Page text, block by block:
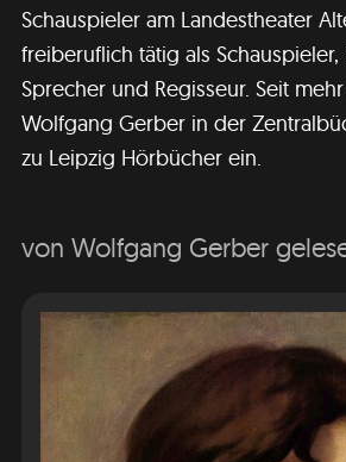
Schauspieler am Landestheater
freiberuflich tätig als
Sprecher und Regisseur. Seit
Wolfgang Gerber in der
zu Leipzig Hörbücher ein.
von Wolfgang Gerber